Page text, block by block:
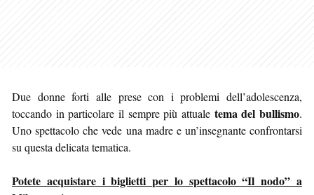
Due donne forti alle prese con i problemi dell’adolescenza,
toccando in particolare il sempre più attuale tema del bullismo.
Uno spettacolo che vede una madre e un’insegnante confrontarsi
su questa delicata tematica.
Potete acquistare i biglietti per lo spettacolo “Il nodo” a